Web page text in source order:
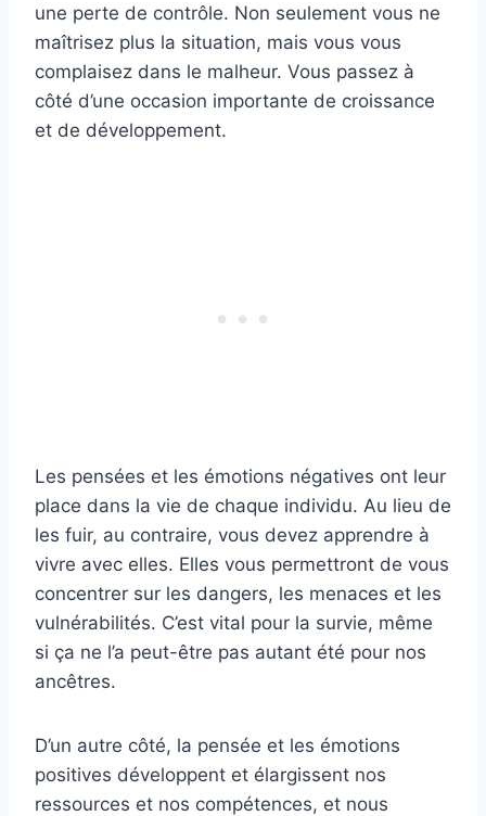
une perte de contrôle. Non seulement vous ne
maîtrisez plus la situation, mais vous vous
complaisez dans le malheur. Vous passez à
côté d’une occasion importante de croissance
et de développement.
Les pensées et les émotions négatives ont leur
place dans la vie de chaque individu. Au lieu de
les fuir, au contraire, vous devez apprendre à
vivre avec elles. Elles vous permettront de vous
concentrer sur les dangers, les menaces et les
vulnérabilités. C’est vital pour la survie, même
si ça ne l’a peut-être pas autant été pour nos
ancêtres.
D’un autre côté, la pensée et les émotions
positives développent et élargissent nos
ressources et nos compétences, et nous